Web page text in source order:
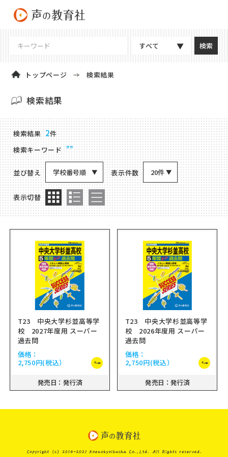
すべて
トップページ 検索結果
検索結果
商品検索結果
検索結果 2件
検索キーワード ””
並び替え 学校番号順 表示件数 20件
表示切替
T23 中央大学杉並高等学
校 2027年度用 スーパー
過去問
価格：
2,750円(税込）
発売日：発行済
T23 中央大学杉並高等学
校 2026年度用 スーパー
過去問
価格：
2,750円(税込）
発売日：発行済